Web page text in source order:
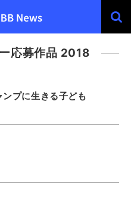
応募作品 2018
ンプに生きる子ども